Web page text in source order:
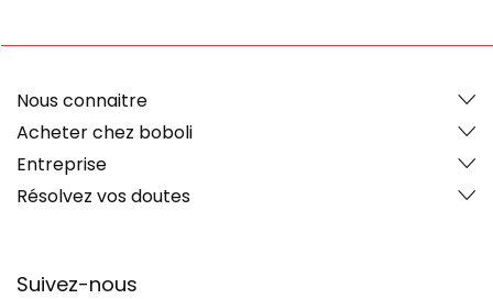
Suivez-nous
Nous connaitre
Acheter chez boboli
Entreprise
Résolvez vos doutes